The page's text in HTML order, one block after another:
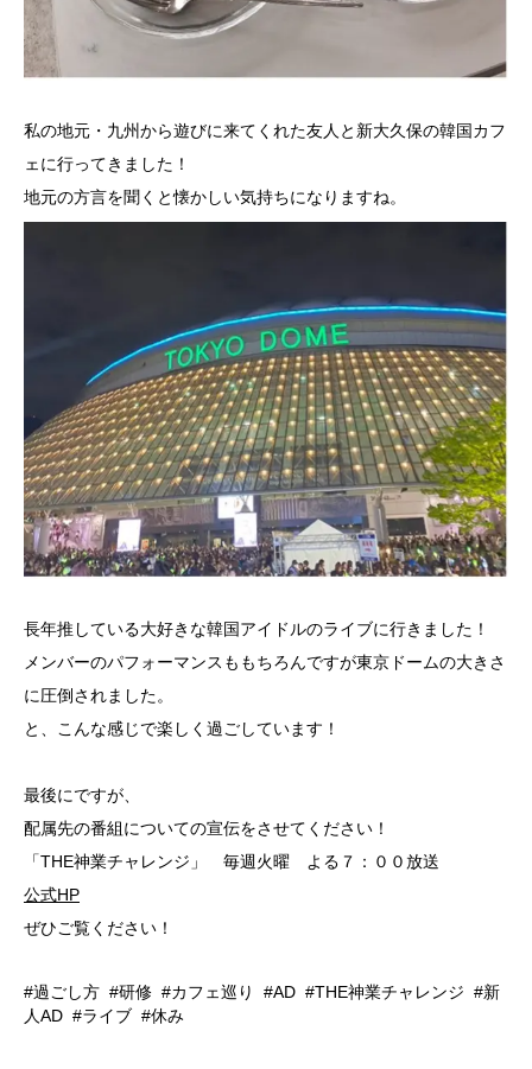
私の地元・九州から遊びに来てくれた友人と新大久保の韓国カフ
ェに行ってきました！
地元の方言を聞くと懐かしい気持ちになりますね。
長年推している大好きな韓国アイドルのライブに行きました！
メンバーのパフォーマンスももちろんですが東京ドームの大きさ
に圧倒されました。
と、こんな感じで楽しく過ごしています！
最後にですが、
配属先の番組についての宣伝をさせてください！
「THE神業チャレンジ」 毎週火曜 よる７：００放送
公式HP
ぜひご覧ください！
過ごし方 研修 カフェ巡り AD THE神業チャレンジ
新
人AD
ライブ 休み